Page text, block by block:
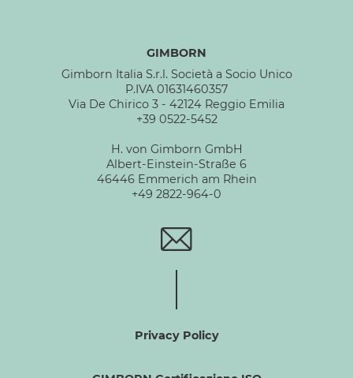
GIMBORN
Gimborn Italia S.r.l. Società a Socio Unico
P.IVA 01631460357
Via De Chirico 3 - 42124 Reggio Emilia
+39 0522-5452
H. von Gimborn GmbH
Albert-Einstein-Straße 6
46446 Emmerich am Rhein
+49 2822-964-0
Privacy Policy